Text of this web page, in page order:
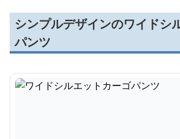
シンプルデザインのワイドシ
パンツ